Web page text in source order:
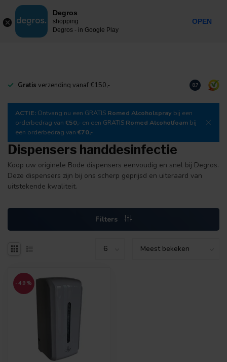
MENU
Gratis verzending vanaf €150,- Download
8.7
ACTIE: Ontvang nu een GRATIS Romed Alcoholspray bij een
orderbedrag van €50,- en een GRATIS Romed Alcoholfoam bij
een orderbedrag van €70,-
Dispensers handdesinfectie
Koop uw originele Bode dispensers eenvoudig en snel bij Degros.
Deze dispensers zijn bij ons scherp geprijsd en uiteraard van
uitstekende kwaliteit.
Filters
-49%
Degros
shopping
Degros - in Google Play
OPEN